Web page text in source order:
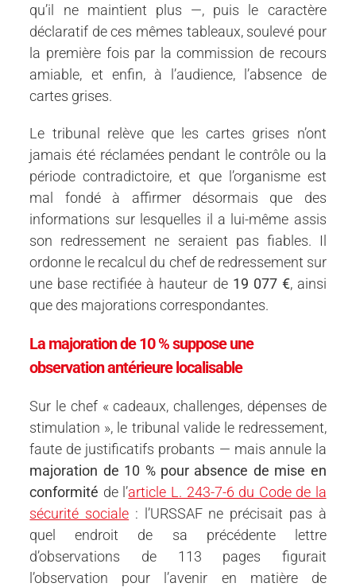
qu’il ne maintient plus —, puis le caractère
déclaratif de ces mêmes tableaux, soulevé pour
la première fois par la commission de recours
amiable, et enfin, à l’audience, l’absence de
cartes grises.
Le tribunal relève que les cartes grises n’ont
jamais été réclamées pendant le contrôle ou la
période contradictoire, et que l’organisme est
mal fondé à affirmer désormais que des
informations sur lesquelles il a lui-même assis
son redressement ne seraient pas fiables. Il
ordonne le recalcul du chef de redressement sur
une base rectifiée à hauteur de 19 077 €, ainsi
que des majorations correspondantes.
La majoration de 10 % suppose une
observation antérieure localisable
Sur le chef « cadeaux, challenges, dépenses de
stimulation », le tribunal valide le redressement,
faute de justificatifs probants — mais annule la
majoration de 10 % pour absence de mise en
conformité de l’article L. 243-7-6 du Code de la
sécurité sociale : l’URSSAF ne précisait pas à
quel endroit de sa précédente lettre
d’observations de 113 pages figurait
l’observation pour l’avenir en matière de